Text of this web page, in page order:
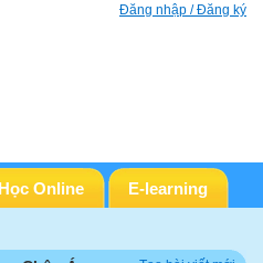
Đăng nhập / Đăng ký
Học Online E-learning